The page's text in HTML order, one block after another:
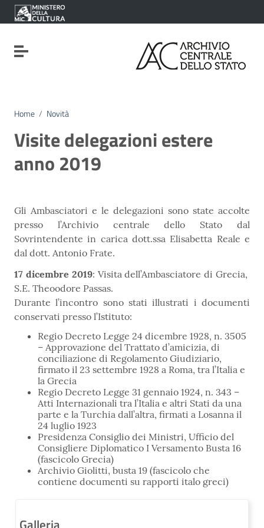
Vai ai contenuti
Vai al menu di navigazione
Vai al footer
Attiva / disattiva la navigazione
Home / Novità
Visite delegazioni estere
anno 2019
Gli Ambasciatori e le delegazioni sono state accolte
presso l’Archivio centrale dello Stato dal
Sovrintendente in carica dott.ssa Elisabetta Reale e
dal dott. Antonio Frate.
17 dicembre 2019: Visita dell’Ambasciatore di Grecia,
S.E. Theoodore Passas.
Durante l’incontro sono stati illustrati i documenti
conservati presso l’Istituto:
Regio Decreto Legge 24 dicembre 1928, n. 3505
– Approvazione del Trattato d’amicizia, di
conciliazione di Regolamento Giudiziario,
firmato il 23 settembre 1928 a Roma, tra l’Italia e
la Grecia
Regio Decreto Legge 31 gennaio 1924, n. 343 –
Atti Internazionali tra l’Italia e altri Stati da una
parte e la Turchia dall’altra, firmati a Losanna il
24 luglio 1923
Presidenza Consiglio dei Ministri, Ufficio del
Consigliere Diplomatico I Versamento Busta 16
(fascicolo Grecia)
Archivio Giolitti, busta 19 (fascicolo che
contiene documenti su rapporti italo greci)